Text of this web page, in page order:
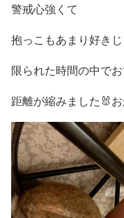
警戒心強くて
抱っこもあまり好き
限られた時間の中で
距離が縮みました🐰